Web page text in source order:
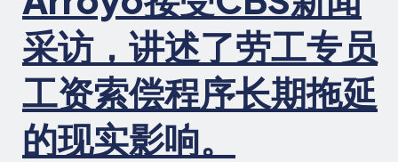
采访，讲述了劳工专员
工资索偿程序长期拖延
的现实影响。